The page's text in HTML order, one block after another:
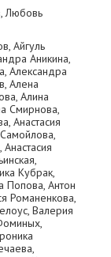
Любовь
Айгуль
Аникина,
Александра
Алена
Алина
Смирнова,
Анастасия
Кубрак,
Попова, Антон
Романенкова,
Валерия